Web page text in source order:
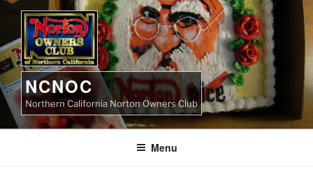
Skip
content
NCNOC
Northern California Norton Owners Club
Menu